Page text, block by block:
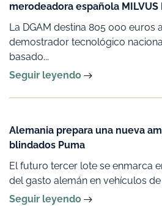
merodeadora española MILVUS
La DGAM destina 805 000 euros
demostrador tecnológico
basado...
Seguir leyendo
Alemania prepara una nueva
blindados Puma
El futuro tercer lote se enmarca
del gasto alemán en vehículos
Seguir leyendo